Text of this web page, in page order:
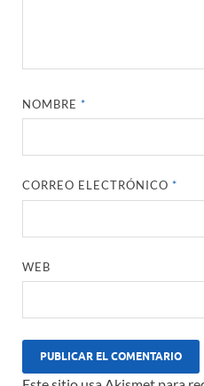
NOMBRE*
CORREO ELECTRÓNICO*
WEB